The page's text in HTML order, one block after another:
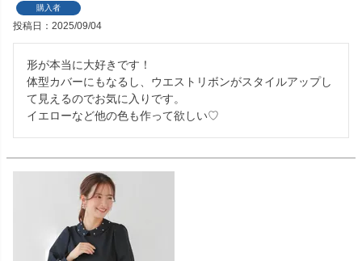
購入者
投稿日 2025/09/04
形が本当に大好きです！
体型カバーにもなるし、ウエストリボンがスタイルアップし
て見えるのでお気に入りです。
イエローなど他の色も作って欲しい♡